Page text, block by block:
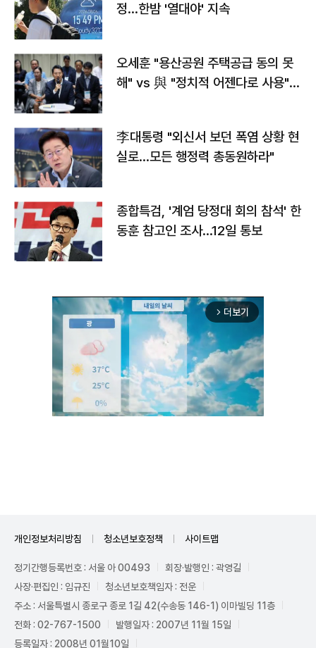
정…한밤 '열대야' 지속
오세훈 "용산공원 주택공급 동의 못
해" vs 與 "정치적 어젠다로 사용"
李대통령 "외신서 보던 폭염 상황 현
실로…모든 행정력 총동원하라"
종합특검, '계엄 당정대 회의 참석' 한
동훈 참고인 조사...12일 통보
arrow_forward_ios 더보기
개인정보처리방침 청소년보호정책 사이트맵
정기간행등록번호 : 서울 아 00493
회장·발행인 : 곽영길
사장·편집인 : 임규진
청소년보호책임자 : 전운
주소 : 서울특별시 종로구 종로 1길 42(수송동 146-1) 이마빌딩 11층
전화 : 02-767-1500
발행일자 : 2007년 11월 15일
등록일자 : 2008년 01월10일